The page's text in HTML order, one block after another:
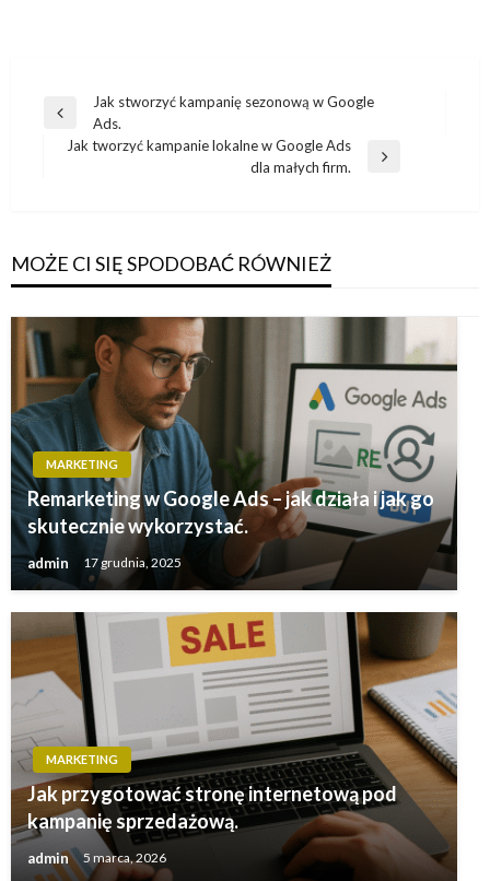
Nawigacja
wpisu
Poprzedni
wpis
Jak stworzyć kampanię sezonową w Google
Ads.
Jak tworzyć kampanie lokalne w Google Ads
dla małych firm.
MOŻE CI SIĘ SPODOBAĆ RÓWNIEŻ
MARKETING
Remarketing w Google Ads – jak działa i jak go
skutecznie wykorzystać.
admin 17 grudnia, 2025
MARKETING
Jak przygotować stronę internetową pod
kampanię sprzedażową.
admin 5 marca, 2026